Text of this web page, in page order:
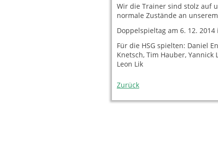
Wir die Trainer sind stolz auf
normale Zustände an unserem
Doppelspieltag am 6. 12.
Für die HSG spielten: Daniel
Knetsch, Tim Hauber,
Leon Lik
Zurück